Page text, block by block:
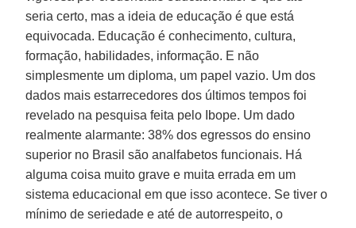
seria certo, mas a ideia de educação é que está
equivocada. Educação é conhecimento, cultura,
formação, habilidades, informação. E não
simplesmente um diploma, um papel vazio. Um dos
dados mais estarrecedores dos últimos tempos foi
revelado na pesquisa feita pelo Ibope. Um dado
realmente alarmante: 38% dos egressos do ensino
superior no Brasil são analfabetos funcionais. Há
alguma coisa muito grave e muita errada em um
sistema educacional em que isso acontece. Se tiver o
mínimo de seriedade e até de autorrespeito, o